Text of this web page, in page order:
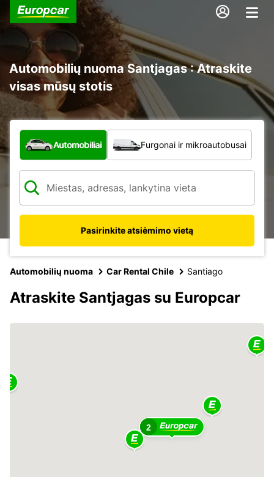
Automobilių nuoma Santjagas : Atraskite
visas mūsų stotis
Kokio tipo automobilis?
Automobiliai Furgonai ir mikroautobusai
Pasirinkite atsiėmimo vietą
Automobilių nuoma Car Rental Chile Santiago
Atraskite Santjagas su Europcar
2